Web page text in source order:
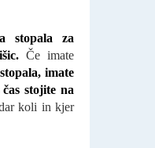
stopala za
Če imate
imate
čas stojite na
koli in kjer